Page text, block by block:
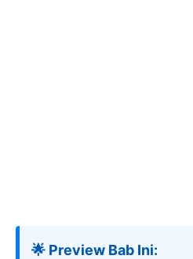
🌟 Preview Bab Ini: